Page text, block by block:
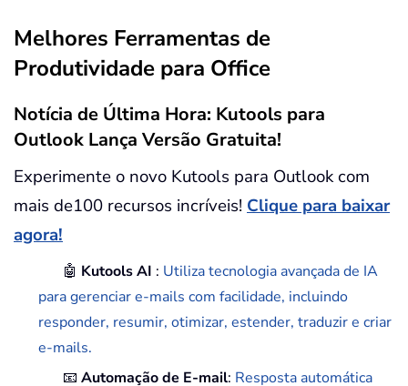
Melhores Ferramentas de
Produtividade para Office
Notícia de Última Hora: Kutools para
Outlook Lança Versão Gratuita!
Experimente o novo Kutools para Outlook com
mais de100 recursos incríveis! Clique para baixar
agora!
🤖 Kutools AI : Utiliza tecnologia avançada de IA
para gerenciar e-mails com facilidade, incluindo
responder, resumir, otimizar, estender, traduzir e criar
e-mails.
📧Automação de E-mail: Resposta automática